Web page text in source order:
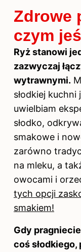
Zdrowe
czym
Ryż stanowi
zazwyczaj
wytrawnymi.
słodkiej
uwielbiam
słodko,
smakowe i
zarówno
na mleku, a
owocami i
tych opcji
smakiem!
Gdy
coś słodkiego,